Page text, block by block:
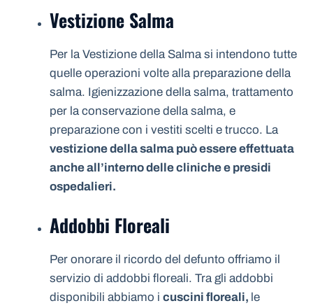
Vestizione Salma
Per la Vestizione della Salma si intendono tutte
quelle operazioni volte alla preparazione della
salma. Igienizzazione della salma, trattamento
per la conservazione della salma, e
preparazione con i vestiti scelti e trucco. La
vestizione della salma può essere effettuata
anche all’interno delle cliniche e presidi
ospedalieri.
Addobbi Floreali
Per onorare il ricordo del defunto offriamo il
servizio di addobbi floreali. Tra gli addobbi
disponibili abbiamo i cuscini floreali, le